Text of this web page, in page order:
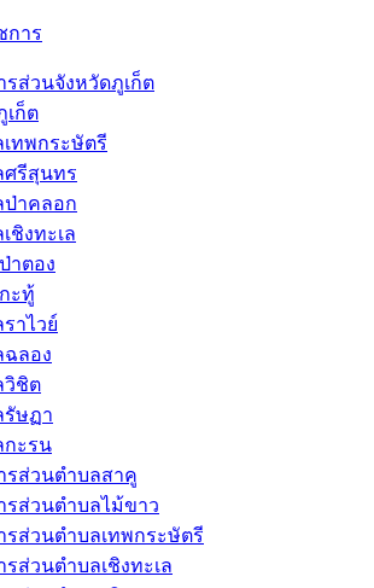
การ
รส่วนจังหวัดภูเก็ต
เก็ต
ทพกระษัตรี
ศรีสุนทร
ป่าคลอก
ชิงทะเล
าตอง
ะทู้
าไวย์
ฉลอง
วิชิต
รัษฏา
กะรน
รส่วนตำบลสาคู
รส่วนตำบลไม้ขาว
รส่วนตำบลเทพกระษัตรี
ส่วนตำบลเชิงทะเล